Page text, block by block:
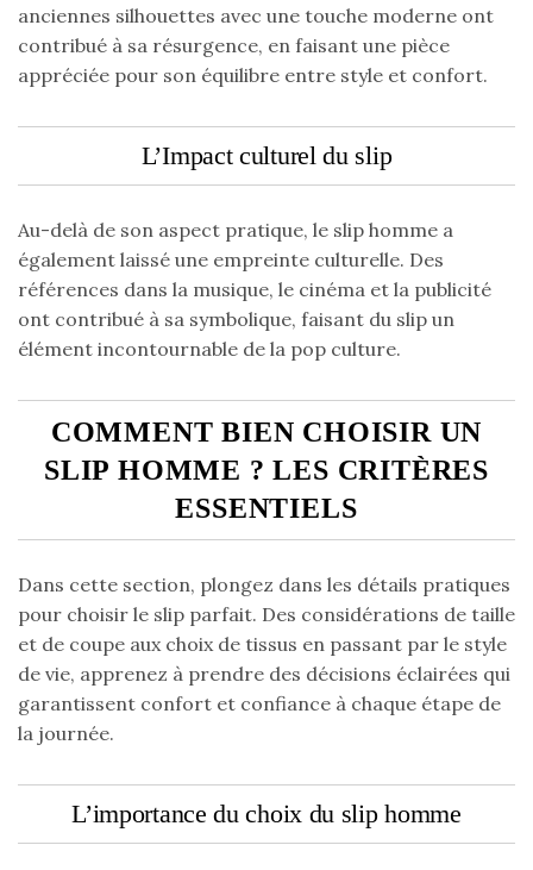
anciennes silhouettes avec une touche moderne ont
contribué à sa résurgence, en faisant une pièce
appréciée pour son équilibre entre style et confort.
L’Impact culturel du slip
Au-delà de son aspect pratique, le slip homme a
également laissé une empreinte culturelle. Des
références dans la musique, le cinéma et la publicité
ont contribué à sa symbolique, faisant du slip un
élément incontournable de la pop culture.
COMMENT BIEN CHOISIR UN
SLIP HOMME ? LES CRITÈRES
ESSENTIELS
Dans cette section, plongez dans les détails pratiques
pour choisir le slip parfait. Des considérations de taille
et de coupe aux choix de tissus en passant par le style
de vie, apprenez à prendre des décisions éclairées qui
garantissent confort et confiance à chaque étape de
la journée.
L’importance du choix du slip homme